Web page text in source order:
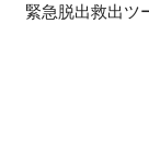
緊急脱出救出